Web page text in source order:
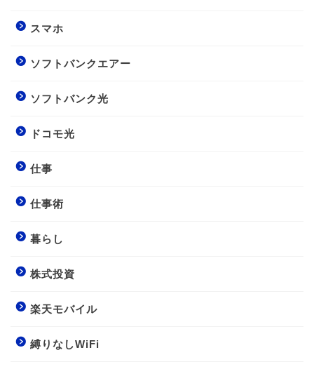
スマホ
ソフトバンクエアー
ソフトバンク光
ドコモ光
仕事
仕事術
暮らし
株式投資
楽天モバイル
縛りなしWiFi